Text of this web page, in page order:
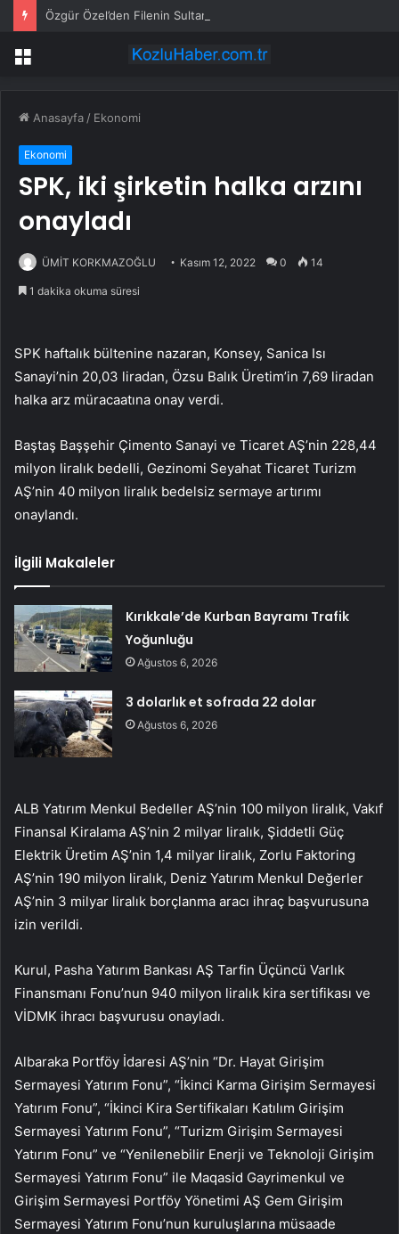
Özgür Özel’den Filenin Sultanları’na tebrik telefonu
Menü
Anasayfa / Ekonomi
Ekonomi
SPK, iki şirketin halka arzını
onayladı
ÜMİT KORKMAZOĞLU Kasım 12, 2022 0 14
1 dakika okuma süresi
SPK haftalık bültenine nazaran, Konsey, Sanica Isı
Sanayi’nin 20,03 liradan, Özsu Balık Üretim’in 7,69 liradan
halka arz müracaatına onay verdi.
Baştaş Başşehir Çimento Sanayi ve Ticaret AŞ’nin 228,44
milyon liralık bedelli, Gezinomi Seyahat Ticaret Turizm
AŞ’nin 40 milyon liralık bedelsiz sermaye artırımı
onaylandı.
İlgili Makaleler
Kırıkkale’de Kurban Bayramı Trafik
Yoğunluğu
Ağustos 6, 2026
3 dolarlık et sofrada 22 dolar
Ağustos 6, 2026
ALB Yatırım Menkul Bedeller AŞ’nin 100 milyon liralık, Vakıf
Finansal Kiralama AŞ’nin 2 milyar liralık, Şiddetli Güç
Elektrik Üretim AŞ’nin 1,4 milyar liralık, Zorlu Faktoring
AŞ’nin 190 milyon liralık, Deniz Yatırım Menkul Değerler
AŞ’nin 3 milyar liralık borçlanma aracı ihraç başvurusuna
izin verildi.
Kurul, Pasha Yatırım Bankası AŞ Tarfin Üçüncü Varlık
Finansmanı Fonu’nun 940 milyon liralık kira sertifikası ve
VİDMK ihracı başvurusu onayladı.
Albaraka Portföy İdaresi AŞ’nin “Dr. Hayat Girişim
Sermayesi Yatırım Fonu”, “İkinci Karma Girişim Sermayesi
Yatırım Fonu”, “İkinci Kira Sertifikaları Katılım Girişim
Sermayesi Yatırım Fonu”, “Turizm Girişim Sermayesi
Yatırım Fonu” ve “Yenilenebilir Enerji ve Teknoloji Girişim
Sermayesi Yatırım Fonu” ile Maqasid Gayrimenkul ve
Girişim Sermayesi Portföy Yönetimi AŞ Gem Girişim
Sermayesi Yatırım Fonu’nun kuruluşlarına müsaade